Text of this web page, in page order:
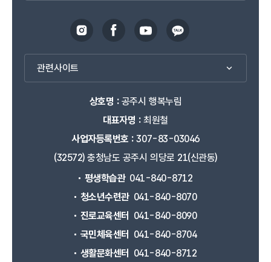
관련사이트
상호명 :공주시 행복누림
대표자명 :최원철
사업자등록번호 :307-83-03046
(32572) 충청남도 공주시 의당로 21(신관동)
평생학습관 041-840-8712
청소년수련관 041-840-8070
진로교육센터
041-840-8090
국민체육센터
041-840-8704
생활문화센터
041-840-8712